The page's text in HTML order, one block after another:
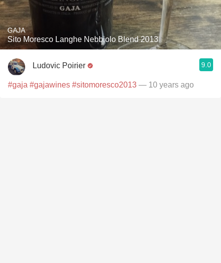
GAJA
Sito Moresco Langhe Nebbiolo Blend 2013
Ludovic Poirier 9.0
#gaja #gajawines #sitomoresco2013 — 10 years ago